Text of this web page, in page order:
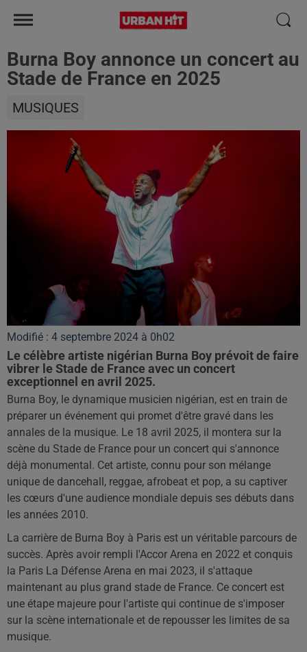
Burna Boy annonce un concert au
Stade de France en 2025
MUSIQUES
Modifié : 4 septembre 2024 à 0h02
Le célèbre artiste nigérian Burna Boy prévoit de faire
vibrer le Stade de France avec un concert
exceptionnel en avril 2025.
Burna Boy, le dynamique musicien nigérian, est en train de
préparer un événement qui promet d'être gravé dans les
annales de la musique. Le 18 avril 2025, il montera sur la
scène du Stade de France pour un concert qui s'annonce
déjà monumental. Cet artiste, connu pour son mélange
unique de dancehall, reggae, afrobeat et pop, a su captiver
les cœurs d'une audience mondiale depuis ses débuts dans
les années 2010.
La carrière de Burna Boy à Paris est un véritable parcours de
succès. Après avoir rempli l'Accor Arena en 2022 et conquis
la Paris La Défense Arena en mai 2023, il s'attaque
maintenant au plus grand stade de France. Ce concert est
une étape majeure pour l'artiste qui continue de s'imposer
sur la scène internationale et de repousser les limites de sa
musique.